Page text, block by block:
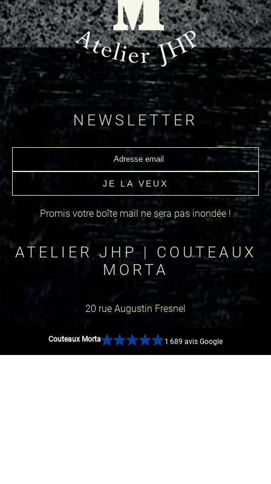
Couteaux Morta 1 689 avis Google
NEWSLETTER
Promis votre boîte mail ne sera pas inondée !
ATELIER JHP | COUTEAUX
MORTA
20 rue Augustin Fresnel
44600 Saint-Nazaire, France